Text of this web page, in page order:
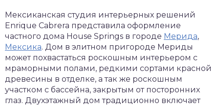
Мексиканская студия интерьерных решений
Enrique Cabrera представила оформление
частного дома House Springs в городе Мерида,
Мексика. Дом в элитном пригороде Мериды
может похвастаться роскошным интерьером с
мраморными полами, редкими сортами красной
древесины в отделке, а так же роскошным
участком с бассейна, закрытым от посторонних
глаз. Двухэтажный дом традиционно включает